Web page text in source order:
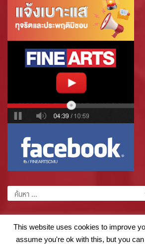
ค้นหา
สำหรับ:
This website uses cookies to improve
assume you're ok with this, but you